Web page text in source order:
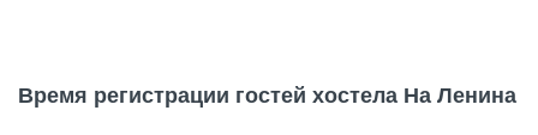
Время регистрации гостей хостела На Ленина